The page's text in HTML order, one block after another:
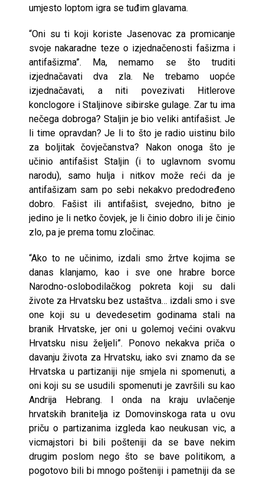
umjesto loptom igra se tuđim glavama.
“Oni su ti koji koriste Jasenovac za promicanje
svoje nakaradne teze o izjednačenosti fašizma i
antifašizma”. Ma, nemamo se što truditi
izjednačavati dva zla. Ne trebamo uopće
izjednačavati, a niti povezivati Hitlerove
konclogore i Staljinove sibirske gulage. Zar tu ima
nečega dobroga? Staljin je bio veliki antifašist. Je
li time opravdan? Je li to što je radio uistinu bilo
za boljitak čovječanstva? Nakon onoga što je
učinio antifašist Staljin (i to uglavnom svomu
narodu), samo hulja i nitkov može reći da je
antifašizam sam po sebi nekakvo predodređeno
dobro. Fašist ili antifašist, svejedno, bitno je
jedino je li netko čovjek, je li činio dobro ili je činio
zlo, pa je prema tomu zločinac.
“Ako to ne učinimo, izdali smo žrtve kojima se
danas klanjamo, kao i sve one hrabre borce
Narodno-oslobodilačkog pokreta koji su dali
živote za Hrvatsku bez ustaštva… izdali smo i sve
one koji su u devedesetim godinama stali na
branik Hrvatske, jer oni u golemoj većini ovakvu
Hrvatsku nisu željeli”. Ponovo nekakva priča o
davanju života za Hrvatsku, iako svi znamo da se
Hrvatska u partizaniji nije smjela ni spomenuti, a
oni koji su se usudili spomenuti je završili su kao
Andrija Hebrang. I onda na kraju uvlačenje
hrvatskih branitelja iz Domovinskoga rata u ovu
priču o partizanima izgleda kao neukusan vic, a
vicmajstori bi bili pošteniji da se bave nekim
drugim poslom nego što se bave politikom, a
pogotovo bili bi mnogo pošteniji i pametniji da se